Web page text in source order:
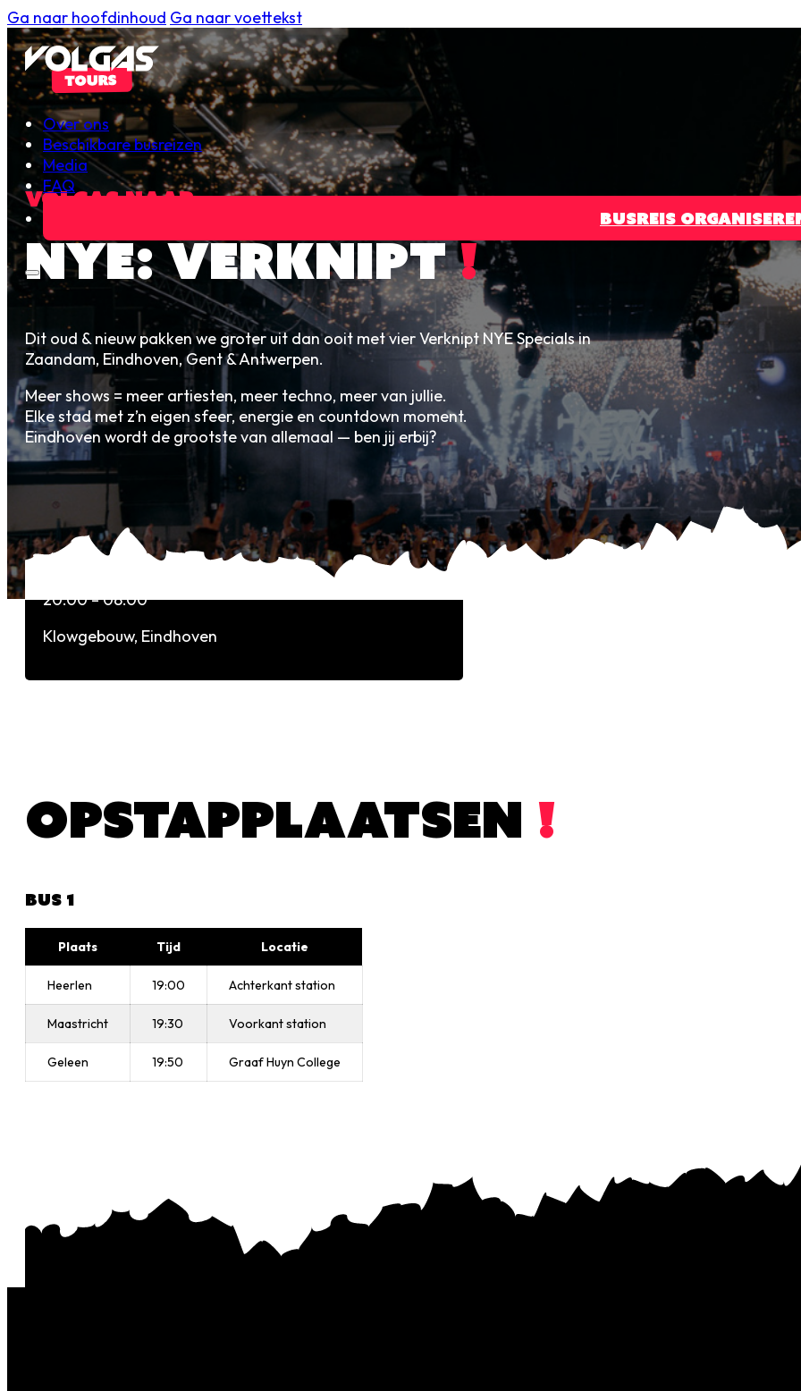
Ga naar hoofdinhoud Ga naar voettekst
Over ons
Beschikbare busreizen
Media
FAQ
BUSREIS
Volgas naar…
NYE: VERKNIPT!
Dit oud & nieuw pakken we groter uit dan ooit met vier Verknipt NYE Specials in
Zaandam, Eindhoven, Gent & Antwerpen.
Meer shows = meer artiesten, meer techno, meer van jullie.
Elke stad met z’n eigen sfeer, energie en countdown moment.
Eindhoven wordt de grootste van allemaal — ben jij erbij?
EVENT INFO
31-12-2025
20:00 – 08:00
Klowgebouw, Eindhoven
OPSTAPPLAATSEN !
BUS 1
Plaats Tijd Locatie
Heerlen 19:00 Achterkant station
Maastricht 19:30 Voorkant station
Geleen 19:50 Graaf Huyn College